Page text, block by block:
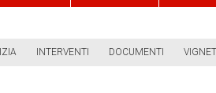
INTERVENTI DOCUMENTI